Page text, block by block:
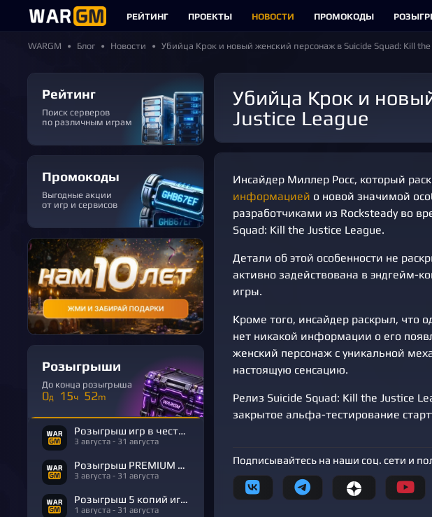
РЕЙТИНГ ПРОЕКТЫ НОВОСТИ ПРОМОКОДЫ
WARGM Блог Новости Убийца Крок и новый женский персонаж в Suicide Squad: Kill the
Рейтинг
Поиск серверов
по различным играм
Промокоды
Выгодные акции
от игр и сервисов
Розыгрыши
До конца розыгрыша
0д 15ч 52m
Розыгрыш игр в честь Дня Рождения
3 августа - 31 августа
Розыгрыш PREMIUM в честь Дня Рождения
3 августа - 31 августа
Розыгрыш 5 копий игры R.E.P.O.
1 августа - 31 августа
Убийца Крок и новый женский персонаж в Suicide Squad: Kill the
Justice League
Инсайдер Миллер Росс, который
информацией о новой значимой
разработчиками из Rocksteady во
Squad: Kill the Justice League.
Детали об этой особенности не
активно задействована в эндгейм-
игры.
Кроме того, инсайдер раскрыл, что
нет никакой информации о его
женский персонаж с уникальной
настоящую сенсацию.
Релиз Suicide Squad: Kill the Justice
закрытое альфа-тестирование
Подписывайтесь на наши соц. сети и